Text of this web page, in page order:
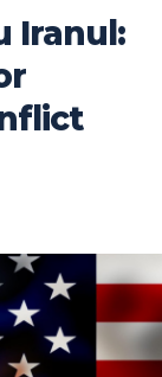
Iranul: